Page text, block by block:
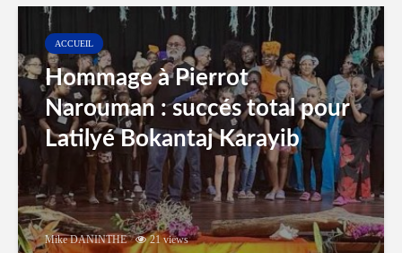
ACCUEIL
Hommage à Pierrot
Narouman : succés total pour
Latilyé Bokantaj Karayib
Mike DANINTHE 21 views